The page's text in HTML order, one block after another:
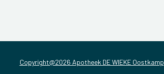
Copyright@2026 Apotheek DE WIEKE Oostkamp